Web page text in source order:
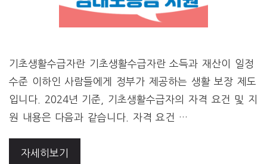
기초생활수급자란 기초생활수급자란 소득과 재산이 일정
수준 이하인 사람들에게 정부가 제공하는 생활 보장 제도
입니다. 2024년 기준, 기초생활수급자의 자격 요건 및 지
원 내용은 다음과 같습니다. 자격 요건 …
자세히보기